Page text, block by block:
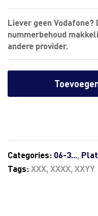
Liever geen
nummerbehoud
andere provider.
Categories: 06-3...,
Tags:XXX, XXXX, XXYY